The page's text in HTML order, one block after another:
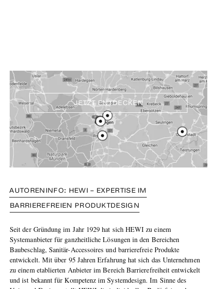
JETZT ENTDECKEN
AUTORENINFO: HEWI – EXPERTISE IM
BARRIEREFREIEN PRODUKTDESIGN
Seit der Gründung im Jahr 1929 hat sich HEWI zu einem
Systemanbieter für ganzheitliche Lösungen in den Bereichen
Baubeschlag, Sanitär-Accessoires und barrierefreie Produkte
entwickelt. Mit über 95 Jahren Erfahrung hat sich das Unternehmen
zu einem etablierten Anbieter im Bereich Barrierefreiheit entwickelt
und ist bekannt für Kompetenz im Systemdesign. Im Sinne des